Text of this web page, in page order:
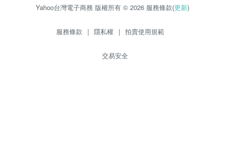
Yahoo台灣電子商務 版權所有 © 2026 服務條款(更新)
服務條款 | 隱私權 | 拍賣使用規範
交易安全